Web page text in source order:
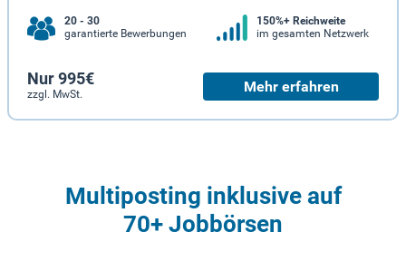
20 - 30
garantierte Bewerbungen
150%+ Reichweite
im gesamten Netzwerk
Nur 995€
zzgl. MwSt. Mehr erfahren
Multiposting inklusive auf
70+ Jobbörsen